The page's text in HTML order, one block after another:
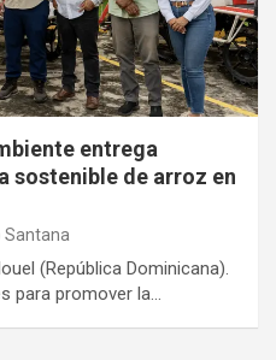
entrega
sostenible de arroz en
Santana
(República Dominicana).
para promover la…